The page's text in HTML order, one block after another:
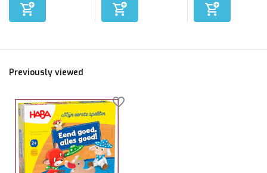
Previously viewed